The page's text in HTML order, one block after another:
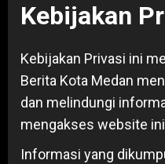
Kebijakan
Kebijakan Privasi ini
Berita Kota Medan
dan melindungi
mengakses website
Informasi yang